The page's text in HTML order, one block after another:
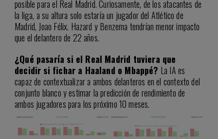
posible para el Real Madrid. Curiosamente, de los atacantes de
la liga, a su altura solo estaría un jugador del Atlético de
Madrid, Joao Félix. Hazard y Benzema tendrían menor impacto
que el delantero de 22 años.
¿Qué pasaría si el Real Madrid tuviera que
decidir si fichar a Haaland o Mbappé? La IA es
capaz de contextualizar a ambos delanteros en el contexto del
conjunto blanco y estimar la predicción de rendimiento de
ambos jugadores para los próximo 10 meses.